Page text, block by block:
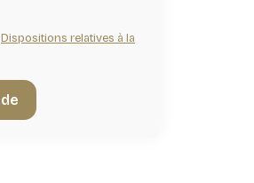
Dispositions relatives à la